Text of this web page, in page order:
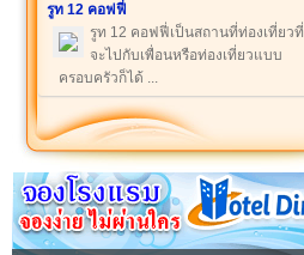
รูท 12 คอฟฟี่
รูท 12 คอฟฟี่เป็นสถานที่ท่องเที่ยวที่
จะไปกับเพื่อนหรือท่องเที่ยวแบบ
ครอบครัวก็ได้ ...